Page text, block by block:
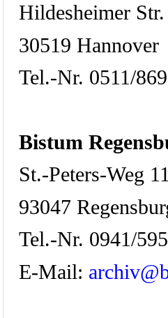
Hildesheimer
30519 Hannover
Tel.-Nr. 0511/
Bistum
St.-Peters-Weg
93047
Tel.-Nr. 0941/
E-Mail: